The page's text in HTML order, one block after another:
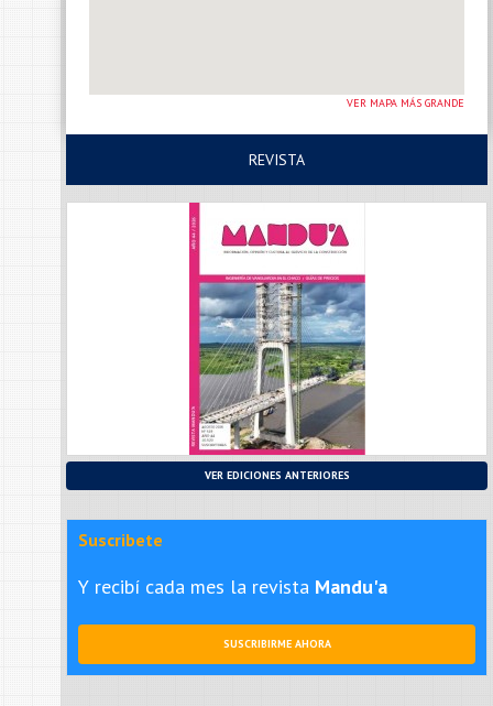
VER MAPA MÁS GRANDE
REVISTA
VER EDICIONES ANTERIORES
Suscribete
Y recibí cada mes la revista Mandu'a
SUSCRIBIRME AHORA